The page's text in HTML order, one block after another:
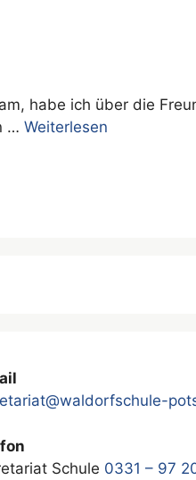
habe ich über die
… Weiterlesen
Schule 0331 – 97